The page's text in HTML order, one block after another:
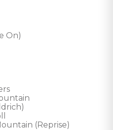
On)
(Reprise)